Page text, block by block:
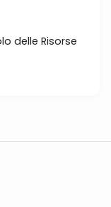
delle Risorse